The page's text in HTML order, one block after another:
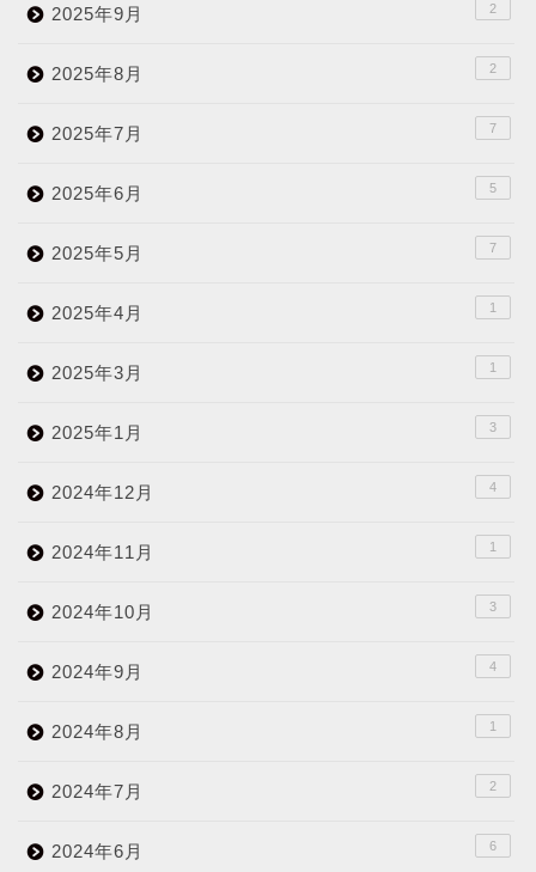
2025年9月 2
2025年8月 2
2025年7月 7
2025年6月 5
2025年5月 7
2025年4月 1
2025年3月 1
2025年1月 3
2024年12月 4
2024年11月 1
2024年10月 3
2024年9月 4
2024年8月 1
2024年7月 2
2024年6月 6